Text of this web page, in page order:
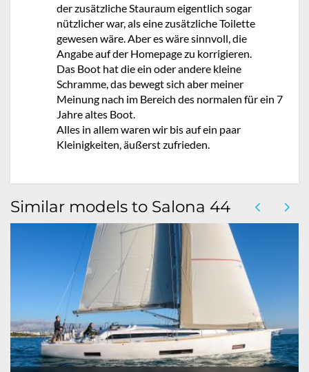
der zusätzliche Stauraum eigentlich sogar
nützlicher war, als eine zusätzliche Toilette
gewesen wäre. Aber es wäre sinnvoll, die
Angabe auf der Homepage zu korrigieren.
Das Boot hat die ein oder andere kleine
Schramme, das bewegt sich aber meiner
Meinung nach im Bereich des normalen für ein 7
Jahre altes Boot.
Alles in allem waren wir bis auf ein paar
Kleinigkeiten, äußerst zufrieden.
Similar models to Salona 44